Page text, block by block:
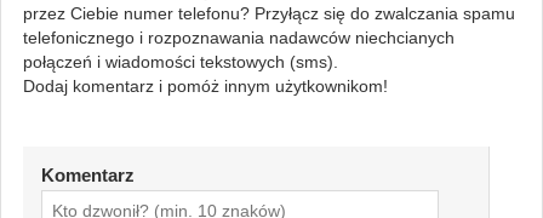
przez Ciebie numer telefonu? Przyłącz się do zwalczania spamu
telefonicznego i rozpoznawania nadawców niechcianych
połączeń i wiadomości tekstowych (sms).
Dodaj komentarz i pomóż innym użytkownikom!
Komentarz